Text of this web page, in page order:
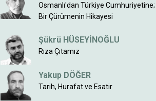
Osmanlı'dan Türkiye Cumhuriyetine;
Bir Çürümenin Hikayesi
Şükrü HÜSEYİNOĞLU
Rıza Çıtamız
Yakup DÖĞER
Tarih, Hurafat ve Esatir